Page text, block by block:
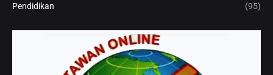
Pendidikan (95)